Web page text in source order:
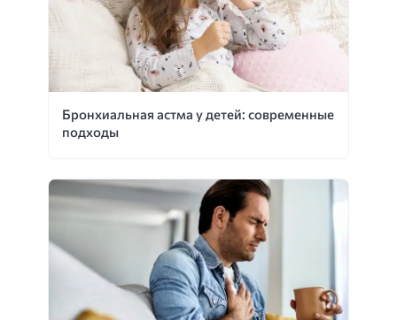
Бронхиальная астма у детей: современные
подходы